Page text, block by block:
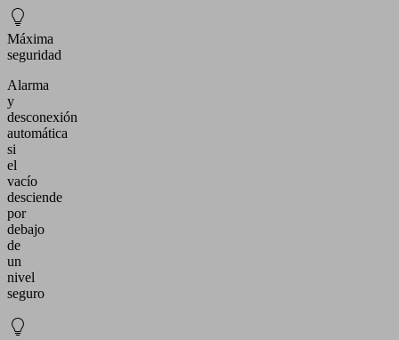
Máxima
seguridad
Alarma
y
desconexión
automática
si
el
vacío
desciende
por
debajo
de
un
nivel
seguro